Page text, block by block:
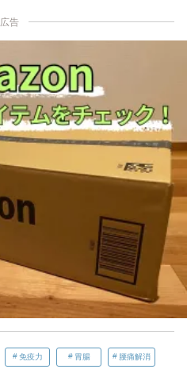
広告
免疫力 胃腸 腰痛解消